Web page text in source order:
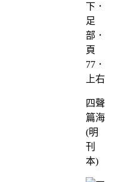
下．
足
部．
頁
77．
上右
四聲
篇海
(明
刊
本)